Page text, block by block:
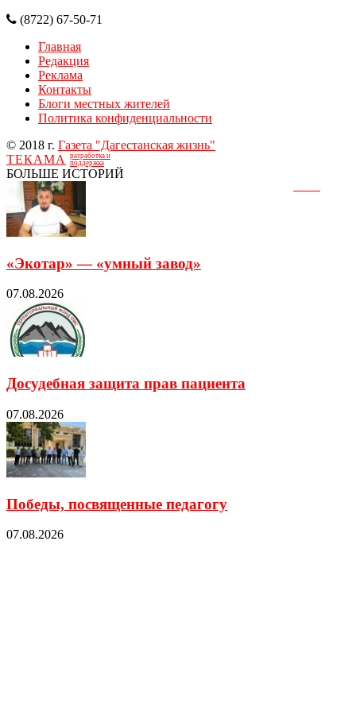
(8722) 67-50-71
Главная
Редакция
Реклама
Контакты
Блоги местных жителей
Политика конфиденциальности
© 2018 г. Газета "Дагестанская жизнь"
ТЕКАМА
разработка и
поддержка
БОЛЬШЕ ИСТОРИЙ
«Экотар» — «умный завод»
07.08.2026
Досудебная защита прав пациента
07.08.2026
Победы, посвященные педагогу
07.08.2026